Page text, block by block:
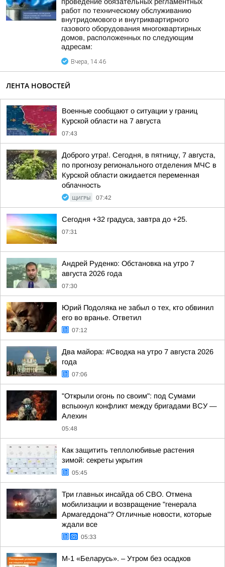
работ по техническому обслуживанию
внутридомового и внутриквартирного
газового оборудования многоквартирных
домов, расположенных по следующим
адресам:
Вчера, 14:46
ЛЕНТА НОВОСТЕЙ
Военные сообщают о ситуации у границ
Курской области на 7 августа
07:43
Доброго утра!. Сегодня, в пятницу, 7 августа,
по прогнозу регионального отделения МЧС в
Курской области ожидается переменная
облачность
ЩИГРЫ 07:42
Сегодня +32 градуса, завтра до +25.
07:31
Андрей Руденко: Обстановка на утро 7
августа 2026 года
07:30
Юрий Подоляка не забыл о тех, кто обвинил
его во вранье. Ответил
07:12
Два майора: #Сводка на утро 7 августа 2026
года
07:06
"Открыли огонь по своим": под Сумами
вспыхнул конфликт между бригадами ВСУ —
Алехин
05:48
Как защитить теплолюбивые растения
зимой: секреты укрытия
05:45
Три главных инсайда об СВО. Отмена
мобилизации и возвращение "генерала
Армагеддона"? Отличные новости, которые
ждали все
05:33
М-1 «Беларусь». – Утром без осадков